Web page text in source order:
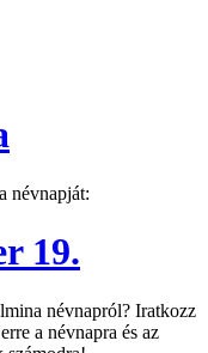
névnapját:
19.
névnapról? Iratkozz
a névnapra és az